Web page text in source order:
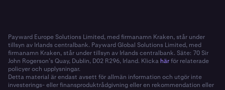
Payward Europe Solutions Limited, med firmanamn Kraken, står under
tillsyn av Irlands centralbank. Payward Global Solutions Limited, med
firmanamn Kraken, står under tillsyn av Irlands centralbank. Säte: 70 Sir
John Rogerson’s Quay, Dublin, D02 R296, Irland. Klicka härför relaterade
policyer och upplysningar.
Detta material är endast avsett för allmän information och utgör inte
investerings- eller finansproduktrådgivning eller en rekommendation eller